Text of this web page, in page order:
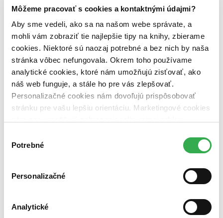
Môžeme pracovať s cookies a kontaktnými údajmi?
Aby sme vedeli, ako sa na našom webe správate, a
mohli vám zobraziť tie najlepšie tipy na knihy, zbierame
cookies. Niektoré sú naozaj potrebné a bez nich by naša
stránka vôbec nefungovala. Okrem toho používame
analytické cookies, ktoré nám umožňujú zisťovať, ako
náš web funguje, a stále ho pre vás zlepšovať.
Personalizačné cookies nám dovoľujú prispôsobovať
stránku pre vašu lepšiu orientáciu. Marketingové cookies
nám pomohlo, keby sme mohli používať všetky tieto
súhlasu
Potrebné
Personalizačné
Analytické
Dostupnosť
na centrálnom sklade (0 titulov)
na centrálnom sklade
predpredaj (0 titulov)
pripravujeme (0 titulov)pripravujeme
dostupná (bez vypredaných) (0 titulov)dostupná (bez
vypredaných)
Nové / čítané
nová (0 titulov)nová
čítaná (0 titulov)čítaná
čítaná - výborný stav (0 titulov) čítaná - výborný stav
čítané verzie
vypredaných kníh